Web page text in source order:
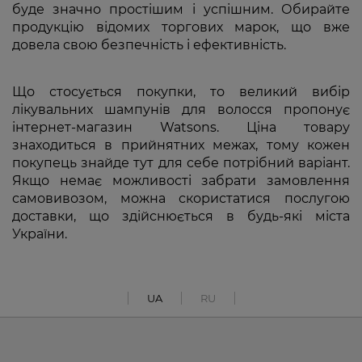
буде значно простішим і успішним. Обирайте
продукцію відомих торгових марок, що вже
довела свою безпечність і ефективність.
Що стосується покупки, то великий вибір
лікувальних шампунів для волосся пропонує
інтернет-магазин Watsons. Ціна товару
знаходиться в прийнятних межах, тому кожен
покупець знайде тут для себе потрібний варіант.
Якщо немає можливості забрати замовлення
самовивозом, можна скористатися послугою
доставки, що здійснюється в будь-які міста
України.
UA RU